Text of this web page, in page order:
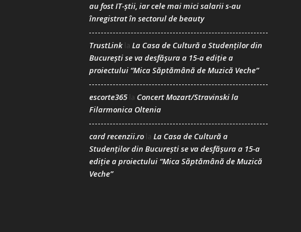
au fost IT-știi, iar cele mai mici salarii s-au
înregistrat în sectorul de beauty
TrustLink la La Casa de Cultură a Studenților din
București se va desfășura a 15-a ediție a
proiectului “Mica Săptămână de Muzică Veche”
escorte365 la Concert Mozart/Stravinski la
Filarmonica Oltenia
card recenzii.ro la La Casa de Cultură a
Studenților din București se va desfășura a 15-a
ediție a proiectului “Mica Săptămână de Muzică
Veche”